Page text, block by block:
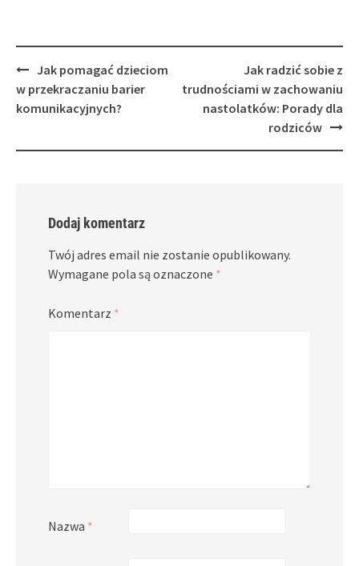
Post
navigation
Jak pomagać dzieciom
w przekraczaniu barier
komunikacyjnych?
Jak radzić sobie z
trudnościami w zachowaniu
nastolatków: Porady dla
rodziców
Dodaj komentarz
Twój adres email nie zostanie opublikowany.
Wymagane pola są oznaczone *
Komentarz *
Nazwa *